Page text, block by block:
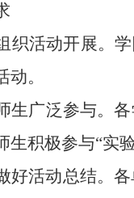
织活动开展。
。
生广泛参与。
生积极参与“实
好活动总结。